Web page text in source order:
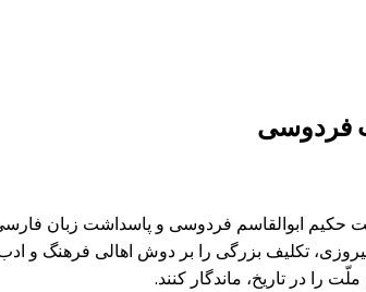
فردوسی
ابوالقاسم فردوسی و پاسداشت زبان
تکلیف بزرگی را بر دوش اهالی فرهنگ و
را در تاریخ، ماندگار کنند.